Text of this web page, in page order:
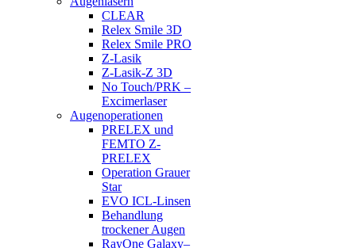
CLEAR
Relex Smile 3D
Relex Smile PRO
Z-Lasik
Z-Lasik-Z 3D
No Touch/PRK –
Excimerlaser
Augenoperationen
PRELEX und
FEMTO Z-
PRELEX
Operation Grauer
Star
EVO ICL-Linsen
Behandlung
trockener Augen
RayOne Galaxy–